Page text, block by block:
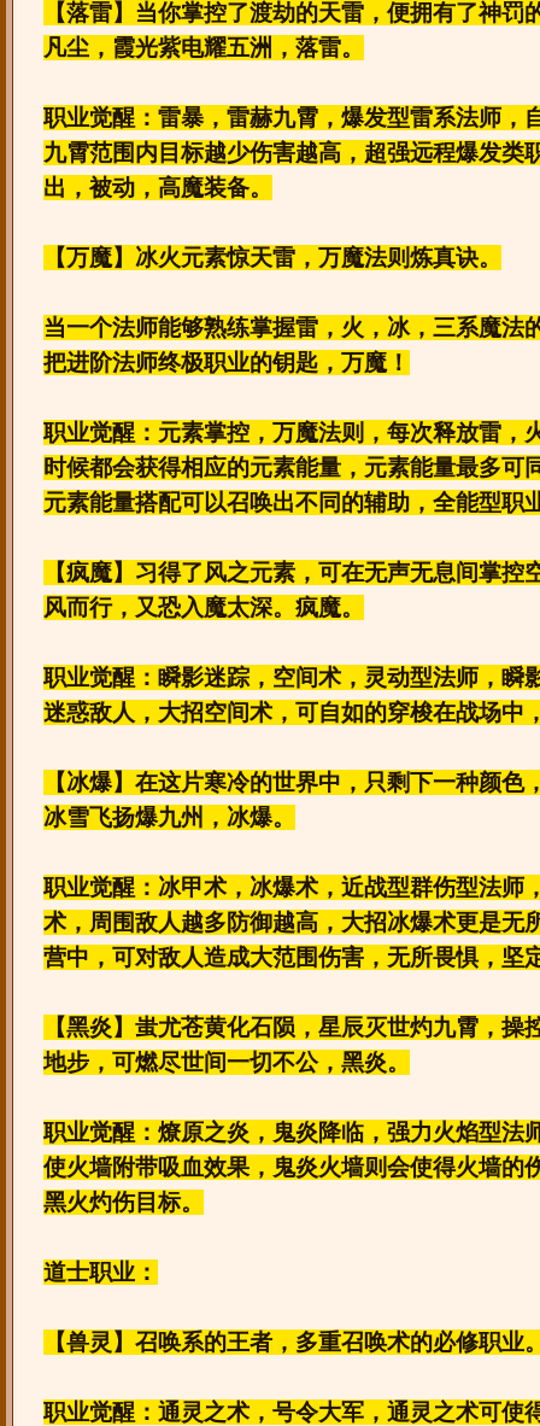
【落雷】当你掌控了渡劫的天雷，便拥有了神罚
凡尘，霞光紫电耀五洲，落雷。
职业觉醒：雷暴，雷赫九霄，爆发型雷系法师，
九霄范围内目标越少伤害越高，超强远程爆发类
出，被动，高魔装备。
【万魔】冰火元素惊天雷，万魔法则炼真诀。
当一个法师能够熟练掌握雷，火，冰，三系魔法
把进阶法师终极职业的钥匙，万魔！
职业觉醒：元素掌控，万魔法则，每次释放雷，
时候都会获得相应的元素能量，元素能量最多可
元素能量搭配可以召唤出不同的辅助，全能型职
【疯魔】习得了风之元素，可在无声无息间掌控
风而行，又恐入魔太深。疯魔。
职业觉醒：瞬影迷踪，空间术，灵动型法师，瞬
迷惑敌人，大招空间术，可自如的穿梭在战场中
【冰爆】在这片寒冷的世界中，只剩下一种颜色
冰雪飞扬爆九州，冰爆。
职业觉醒：冰甲术，冰爆术，近战型群伤型法师
术，周围敌人越多防御越高，大招冰爆术更是无
营中，可对敌人造成大范围伤害，无所畏惧，坚
【黑炎】蚩尤苍黄化石陨，星辰灭世灼九霄，操
地步，可燃尽世间一切不公，黑炎。
职业觉醒：燎原之炎，鬼炎降临，强力火焰型法
使火墙附带吸血效果，鬼炎火墙则会使得火墙的
黑火灼伤目标。
道士职业：
【兽灵】召唤系的王者，多重召唤术的必修职业
职业觉醒：通灵之术，号令大军，通灵之术可使